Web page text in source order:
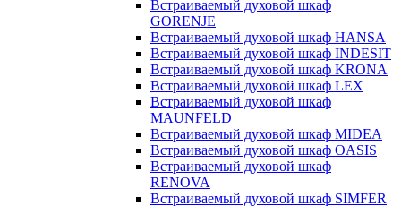
Встраиваемый духовой шкаф
GORENJE
Встраиваемый духовой шкаф HANSA
Встраиваемый духовой шкаф INDESIT
Встраиваемый духовой шкаф KRONA
Встраиваемый духовой шкаф LEX
Встраиваемый духовой шкаф
MAUNFELD
Встраиваемый духовой шкаф MIDEA
Встраиваемый духовой шкаф OASIS
Встраиваемый духовой шкаф
RENOVA
Встраиваемый духовой шкаф SIMFER